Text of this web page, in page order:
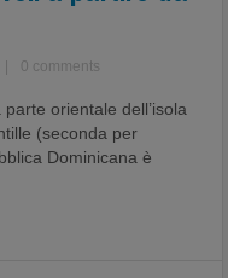
0 comments
orientale dell’isola
(seconda per
Dominicana è